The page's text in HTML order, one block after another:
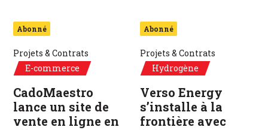
Abonné
Projets & Contrats
E-commerce
CadoMaestro
lance un site de
vente en ligne en
Abonné
Projets & Contrats
Hydrogène
Verso Energy
s’installe à la
frontière avec